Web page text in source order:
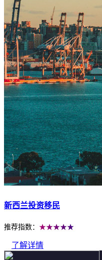
新西兰投资移民
推荐指数： ★★★★★
了解详情